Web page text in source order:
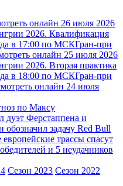
онлайн 26 июля 2026
2026. Квалификация
в 17:00 по МСКГран-при
онлайн 25 июля 2026
2026. Вторая практика
в 18:00 по МСКГран-при
онлайн 24 июля
по Максу
дуэт Ферстаппена и
обозначил задачу Red Bull
трассы спасут
и 5 неудачников
Сезон 2023 Сезон 2022